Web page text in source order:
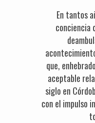
En tantos
conciencia
que,
aceptable
siglo en
con el impulso